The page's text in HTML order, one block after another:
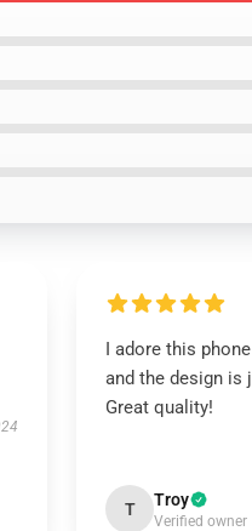
I adore this
and the design is
Great quality!
T Troy
Verified owner